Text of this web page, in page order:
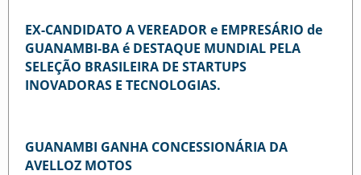
EX-CANDIDATO A VEREADOR e EMPRESÁRIO de
GUANAMBI-BA é DESTAQUE MUNDIAL PELA
SELEÇÃO BRASILEIRA DE STARTUPS
INOVADORAS E TECNOLOGIAS.
GUANAMBI GANHA CONCESSIONÁRIA DA
AVELLOZ MOTOS